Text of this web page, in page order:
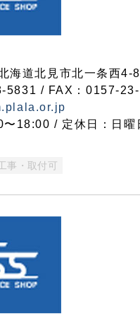
道北見市北一条西4-
5831 / FAX：0157-
18:00 / 定休日：日曜
事・取付可